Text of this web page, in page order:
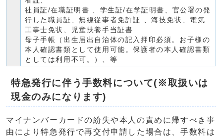
社員証/在職証明書 、学生証/在学証明書、官公署の発
行した職員証、無線従事者免許証 、海技免状、電気
工事士免状、児童扶養手当証書
母子手帳（出生届出自治体の記入押印必須。お子様の
本人確認書類として使用可能。保護者の本人確認書類
としては利用不可。）、等
特急発行に伴う手数料について(※取扱いは
現金のみになります)
マイナンバーカードの紛失や本人の責めに帰すべき事
由により特急発行で再交付申請した場合は、手数料は